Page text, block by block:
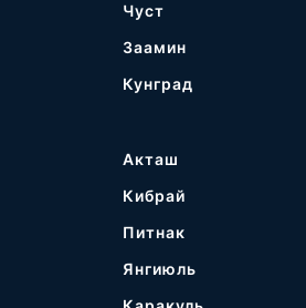
Чуст
Заамин
Кунград
Акташ
Кибрай
Питнак
Янгиюль